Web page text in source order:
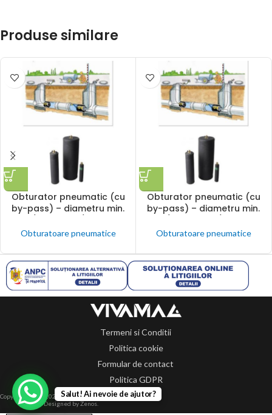
Produse similare
Obturator pneumatic (cu
by-pass) – diametru min.
900
Obturatoare pneumatice
Obturator pneumatic (cu
by-pass) – diametru min.
1130
Obturatoare pneumatice
Termeni si Conditii
Politica cookie
Formular de contact
Politica GDPR
Copyright 2014-2024 © Toate drepturile rezervate.
Designed by Zenos.
Salut! Ai nevoie de ajutor?